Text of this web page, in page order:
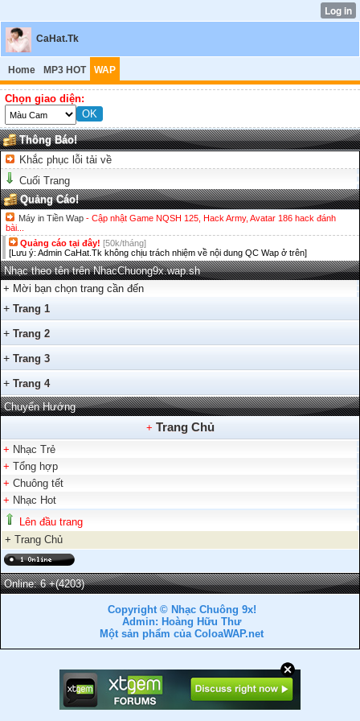
CaHat.Tk
Home MP3 HOT WAP
Chọn giao diện:
Thông Báo!
Khắc phục lỗi tải về
Cuối Trang
Quảng Cáo!
Máy in Tiền Wap - Cập nhật Game NQSH 125, Hack Army, Avatar 186 hack đánh
bài...
Quảng cáo tại đây! [50k/tháng]
[Lưu ý: Admin CaHat.Tk không chịu trách nhiệm về nội dung QC Wap ở trên]
Nhạc theo tên trên NhacChuong9x.wap.sh
+ Mời bạn chọn trang cần đến
+ Trang 1
+ Trang 2
+ Trang 3
+ Trang 4
Chuyển Hướng
+ Trang Chủ
+ Nhạc Trẻ
+ Tổng hợp
+ Chuông tết
+ Nhạc Hot
Lên đầu trang
+ Trang Chủ
Online: 6+(4203)
Copyright © Nhạc Chuông 9x!
Admin: Hoàng Hữu Thư
Một sản phẩm của ColoaWAP.net